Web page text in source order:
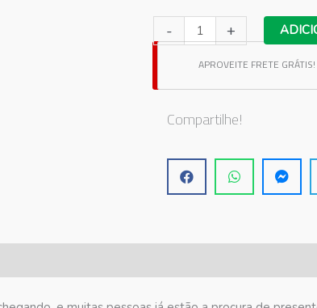
-
Adesivo
Vitrine
Dos
Pais
quantidade
+
APROVEITE FRETE GRÁTIS!
Compartilhe!